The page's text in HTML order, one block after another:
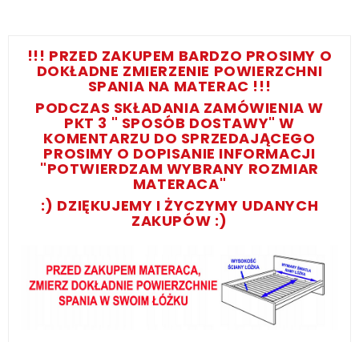
!!! PRZED ZAKUPEM BARDZO PROSIMY O
DOKŁADNE ZMIERZENIE POWIERZCHNI
SPANIA NA MATERAC !!!
PODCZAS SKŁADANIA ZAMÓWIENIA W
PKT 3 " SPOSÓB DOSTAWY" W
KOMENTARZU DO SPRZEDAJĄCEGO
PROSIMY O DOPISANIE INFORMACJI
"POTWIERDZAM WYBRANY ROZMIAR
MATERACA"
:) DZIĘKUJEMY I ŻYCZYMY UDANYCH
ZAKUPÓW :)